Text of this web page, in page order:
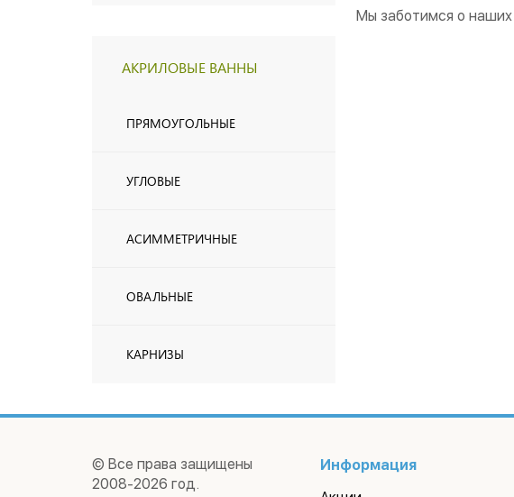
АКРИЛОВЫЕ ВАННЫ
ПРЯМОУГОЛЬНЫЕ
УГЛОВЫЕ
АСИММЕТРИЧНЫЕ
ОВАЛЬНЫЕ
КАРНИЗЫ
Мы заботимся о наших
© Все права защищены
2008-2026 год.
Информация